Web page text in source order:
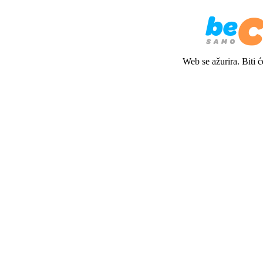
Web se ažurira. Biti